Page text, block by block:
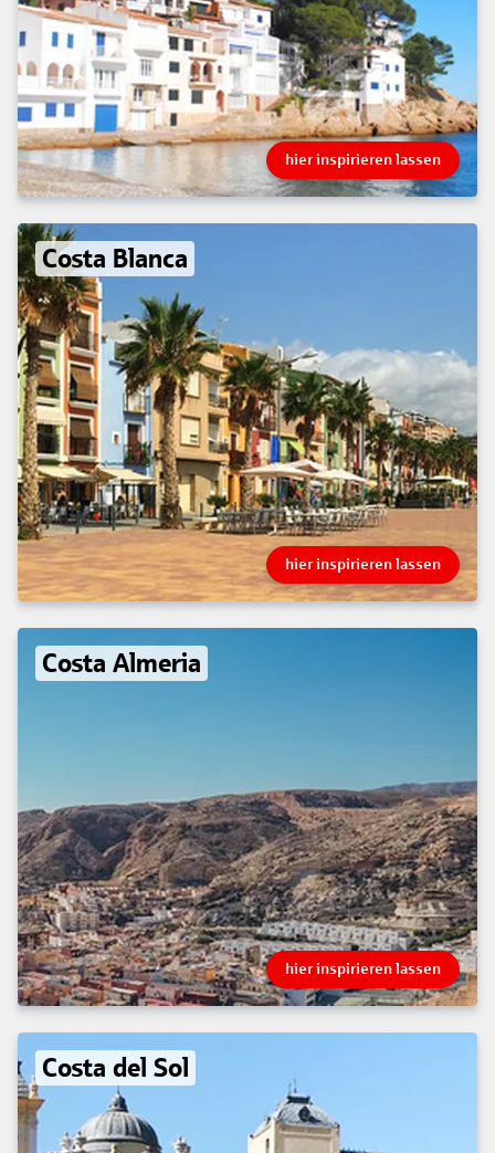
hier inspirieren lassen
Costa Blanca
hier inspirieren lassen
Costa Almeria
hier inspirieren lassen
Costa del Sol